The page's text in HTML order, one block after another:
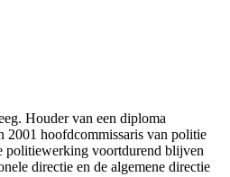
Houder van een diploma
hoofdcommissaris van politie
politiewerking voortdurend blijven
directie en de algemene directie